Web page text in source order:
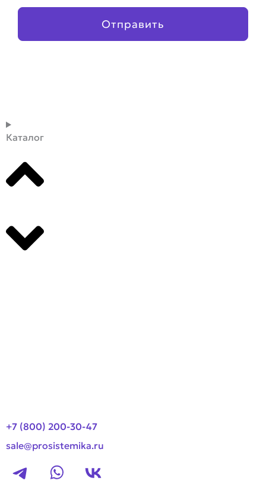
Отправить
Каталог
+7 (800) 200-30-47
sale@prosistemika.ru